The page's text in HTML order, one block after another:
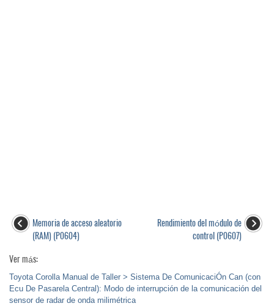
Memoria de acceso aleatorio
(RAM) (P0604)
Rendimiento del módulo de
control (P0607)
Ver más:
Toyota Corolla Manual de Taller > Sistema De ComunicaciÓn Can (con
Ecu De Pasarela Central): Modo de interrupción de la comunicación del
sensor de radar de onda milimétrica